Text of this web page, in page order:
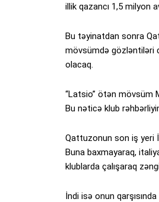
illik qazancı 1,5 milyon
Bu təyinatdan sonra
mövsümdə gözləntiləri
olacaq.
“Latsio” ötən mövsüm
Bu nəticə klub
Qattuzonun son iş yeri
Buna baxmayaraq,
klublarda çalışaraq
İndi isə onun